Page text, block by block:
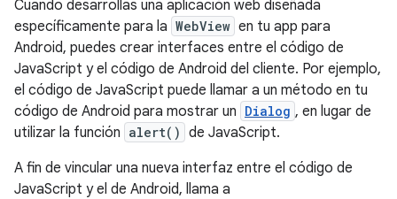
Cuando desarrollas una aplicación web diseñada
específicamente para la WebView en tu app para
Android, puedes crear interfaces entre el código de
JavaScript y el código de Android del cliente. Por ejemplo,
el código de JavaScript puede llamar a un método en tu
código de Android para mostrar un Dialog , en lugar de
utilizar la función alert() de JavaScript.
A fin de vincular una nueva interfaz entre el código de
JavaScript y el de Android, llama a